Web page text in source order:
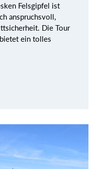
Felsgipfel ist
anspruchsvoll,
Die Tour
ein tolles